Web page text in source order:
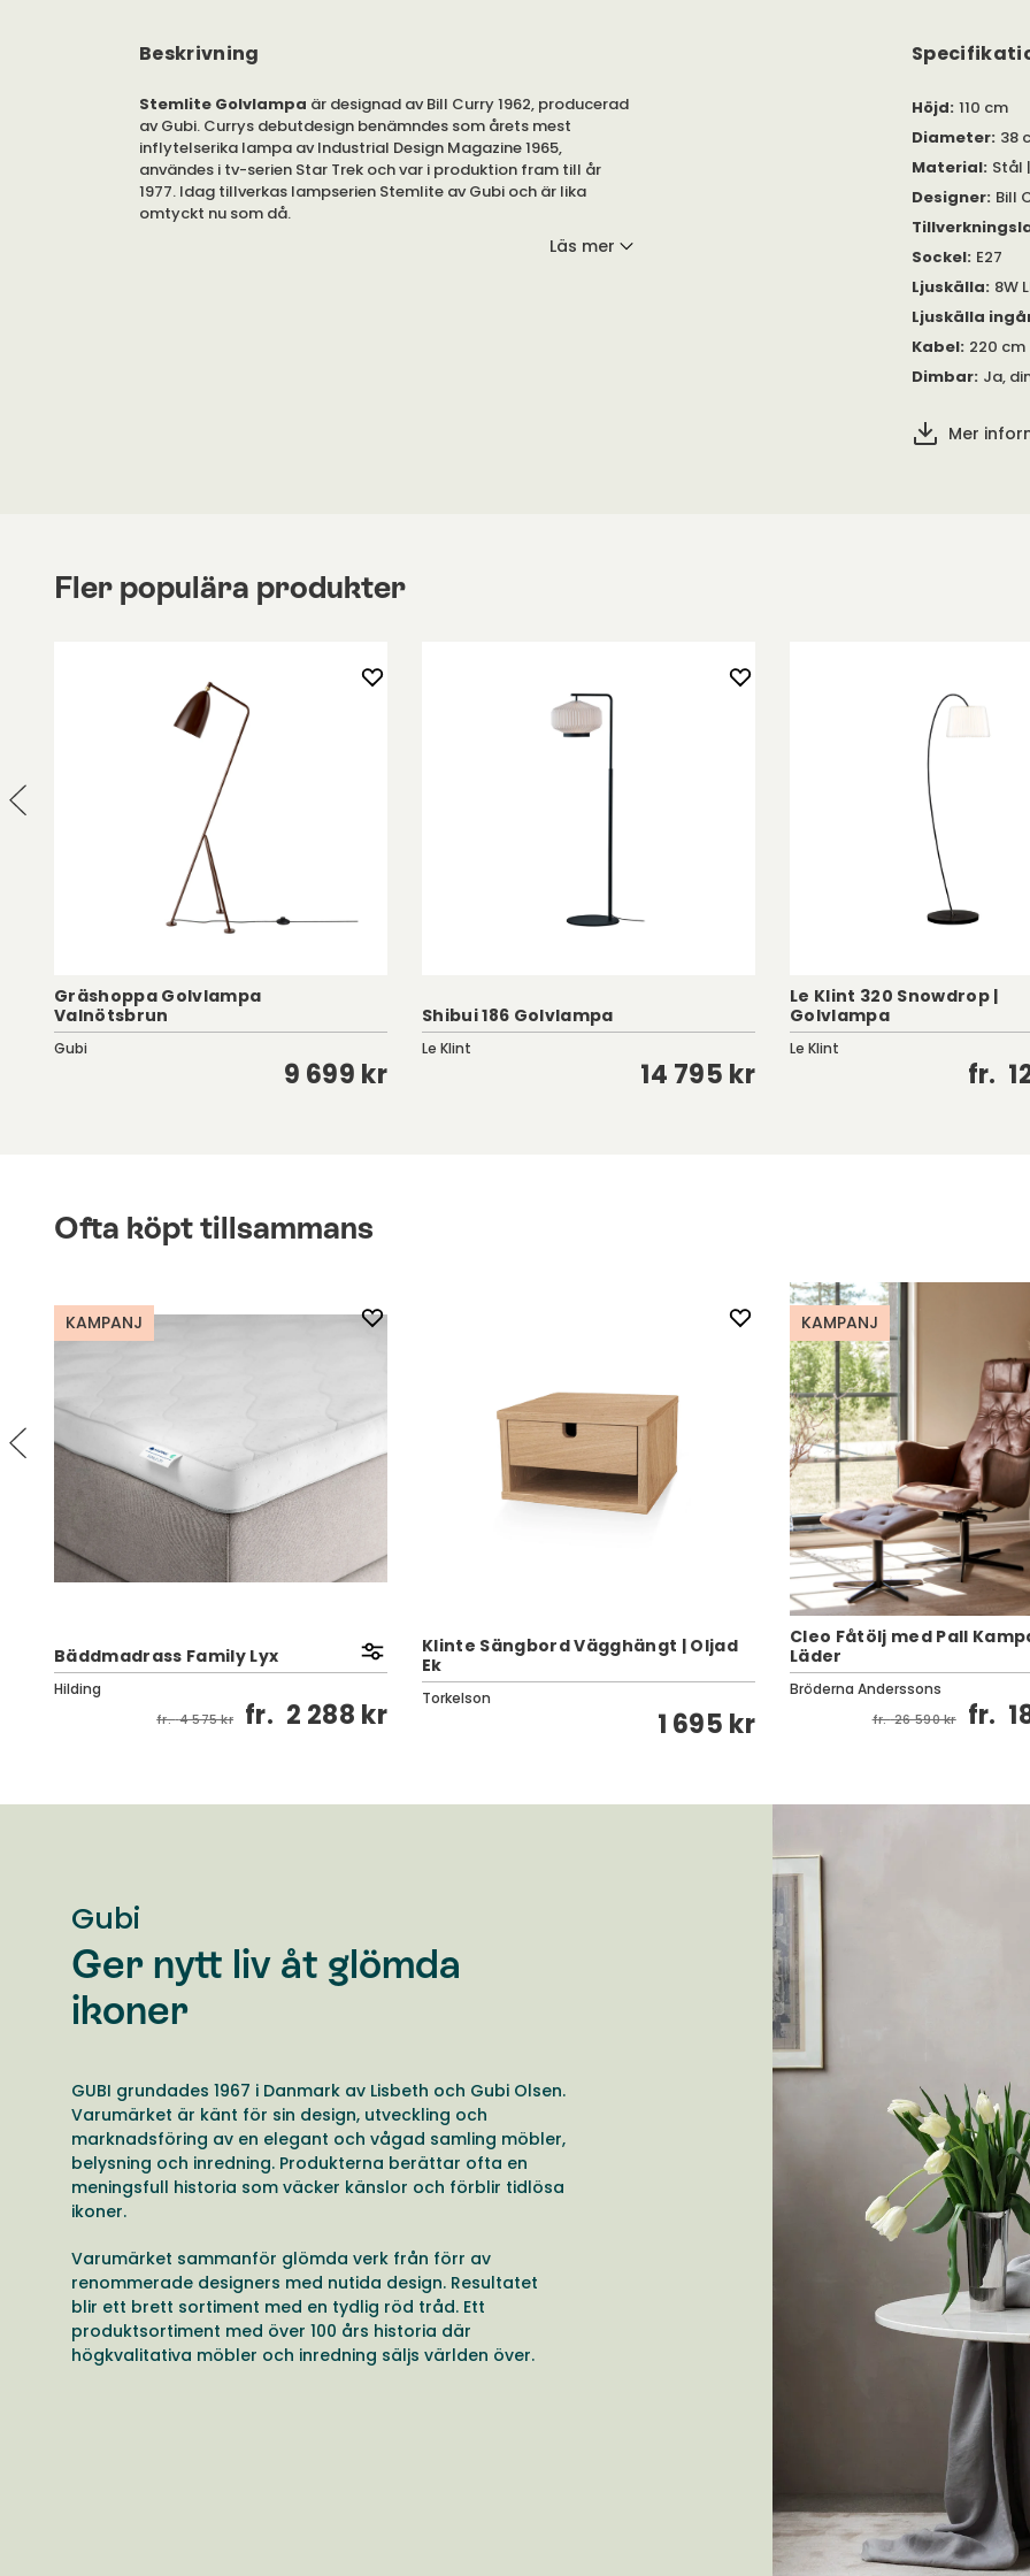
Beskrivning
Stemlite Golvlampa är designad av Bill Curry 1962, producerad
av Gubi. Currys debutdesign benämndes som årets mest
inflytelserika lampa av Industrial Design Magazine 1965,
användes i tv-serien Star Trek och var i produktion fram till år
1977. Idag tillverkas lampserien Stemlite av Gubi och är lika
omtyckt nu som då.
Golvlampan Stemlite är inspirerad av blommors organiska,
Läs mer
Höjd: 110 cm
Diameter: 38
Material: Stål
Designer: Bill
Sockel: E27
Ljuskälla: 8W
Ljuskälla
Kabel: 220
Dimbar: Ja,
Mer
Fler populära produkter
Gräshoppa Golvlampa
Valnötsbrun
Gubi
9 699 kr
Shibui 186 Golvlampa
Le Klint
14 795 kr
Le Klint 320 Snowdrop |
Golvlampa
Le Klint
fr.
Ofta köpt tillsammans
KAMPANJ
Bäddmadrass Family Lyx
Hilding
fr. 4 575 kr fr. 2 288 kr
Klinte Sängbord Vägghängt | Oljad
Ek
Torkelson
1 695 kr
KAMPANJ
Cleo Fåtölj med Pall
Läder
Bröderna Anderssons
fr. 26 590 kr fr.
Gubi
Ger nytt liv åt glömda
ikoner
GUBI grundades 1967 i Danmark av Lisbeth och Gubi Olsen.
Varumärket är känt för sin design, utveckling och
marknadsföring av en elegant och vågad samling möbler,
belysning och inredning. Produkterna berättar ofta en
meningsfull historia som väcker känslor och förblir tidlösa
ikoner.
Varumärket sammanför glömda verk från förr av
renommerade designers med nutida design. Resultatet
blir ett brett sortiment med en tydlig röd tråd. Ett
produktsortiment med över 100 års historia där
högkvalitativa möbler och inredning säljs världen över.